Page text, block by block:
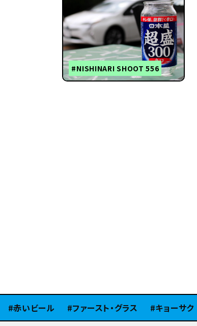
#NISHINARI SHOOT 556
赤いビール ファースト・グラス キョーサク